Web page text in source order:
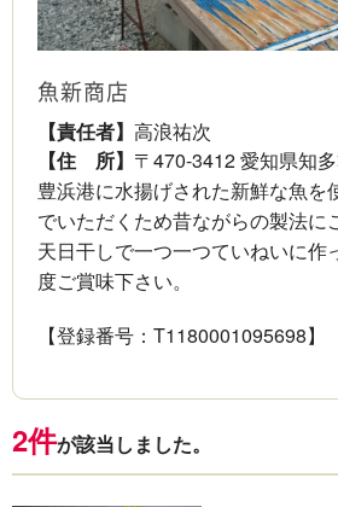
魚新商店
【責任者】 高浪祐次
【住 所】 〒470-3412 愛知県知
豊浜港に水揚げされた新鮮な魚を
でいただくため昔ながらの製法に
天日干しで一つ一つていねいに作
度ご賞味下さい。
【登録番号：T1180001095698】
2件が該当しました。